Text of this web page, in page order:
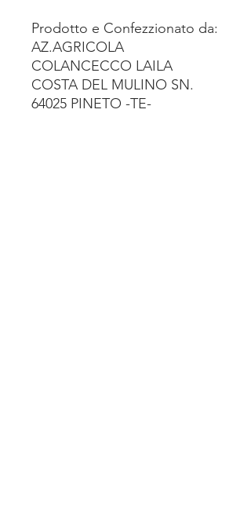
Prodotto e Confezzionato da:
AZ.AGRICOLA
COLANCECCO LAILA
COSTA DEL MULINO SN.
64025 PINETO -TE-